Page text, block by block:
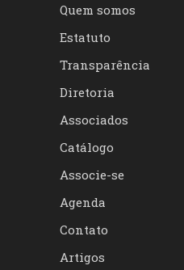
Quem somos
Estatuto
Transparência
Diretoria
Associados
Catálogo
Associe-se
Agenda
Contato
Artigos